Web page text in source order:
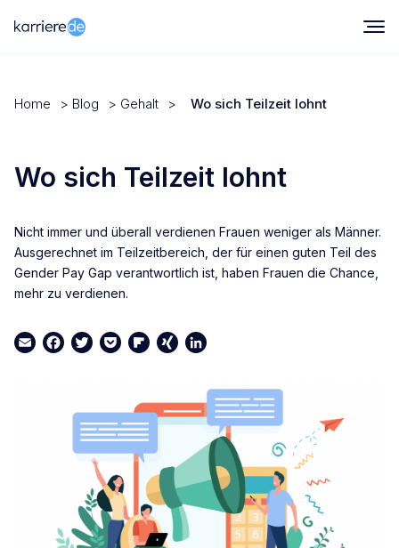
Home > Blog > Gehalt > Wo sich Teilzeit lohnt
Wo sich Teilzeit lohnt
Nicht immer und überall verdienen Frauen weniger als Männer.
Ausgerechnet im Teilzeitbereich, der für einen guten Teil des
Gender Pay Gap verantwortlich ist, haben Frauen die Chance,
mehr zu verdienen.
EmailFacebook
TwitterPocketFlipboard
XINGLinkedIn